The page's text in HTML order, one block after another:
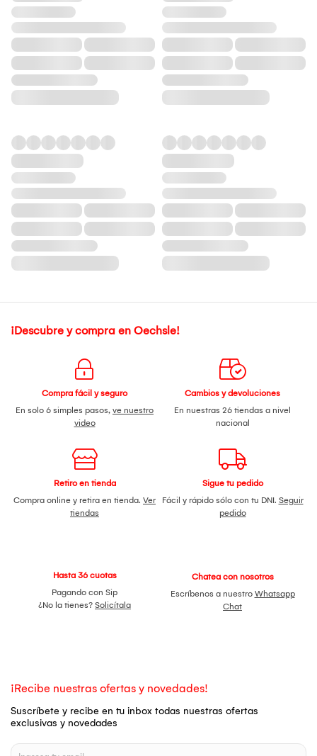
¡Descubre y compra en Oechsle!
Compra fácil y seguro
En solo 6 simples pasos, ve nuestro
video
Cambios y devoluciones
En nuestras 26 tiendas a nivel
nacional
Retiro en tienda
Compra online y retira en tienda. Ver
tiendas
Sigue tu pedido
Fácil y rápido sólo con tu DNI. Seguir
pedido
Hasta 36 cuotas
Pagando con Sip
¿No la tienes? Solicítala
Chatea con nosotros
Escríbenos a nuestro Whatsapp
Chat
¡Recibe nuestras ofertas y novedades!
Suscríbete y recibe en tu inbox todas nuestras ofertas
exclusivas y novedades